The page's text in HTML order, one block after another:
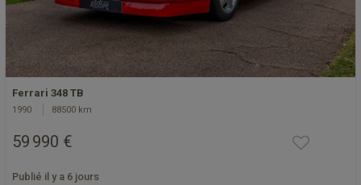
Ferrari 348 TB
1990 88500 km
59 990 €
Publié il y a 6 jours